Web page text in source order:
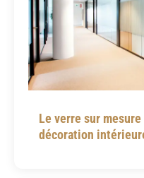
Le verre sur
décoration